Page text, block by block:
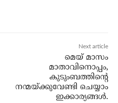
Next article
മെയ് മാസം
മാതാവിനൊപ്പം,
കുടുംബത്തിന്റെ
നന്മയ്ക്കുവേണ്ടി ചെയ്യാം
ഇക്കാര്യങ്ങള്‍.